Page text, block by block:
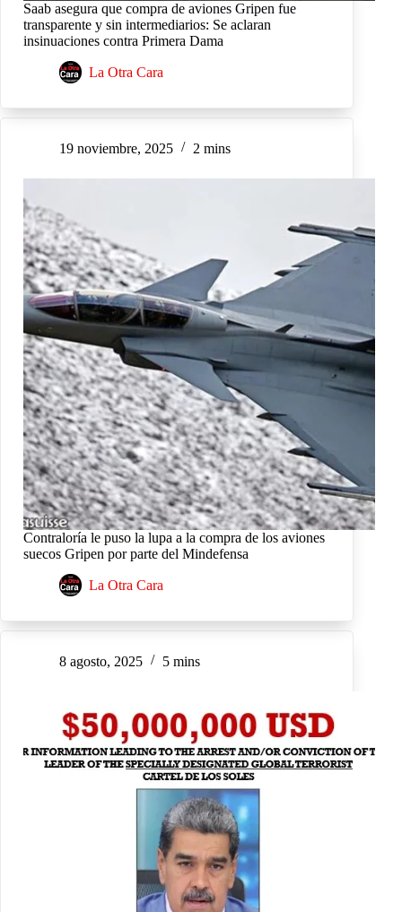
Saab asegura que compra de aviones Gripen fue
transparente y sin intermediarios: Se aclaran
insinuaciones contra Primera Dama
La Otra Cara
19 noviembre, 2025 2 mins
Contraloría le puso la lupa a la compra de los aviones
suecos Gripen por parte del Mindefensa
La Otra Cara
8 agosto, 2025 5 mins